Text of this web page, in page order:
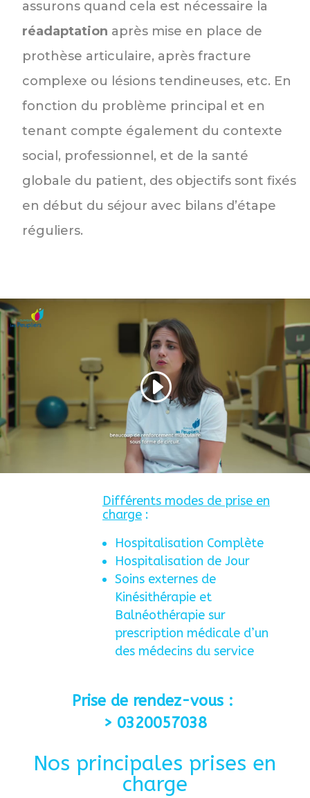
assurons quand cela est nécessaire la
réadaptation après mise en place de
prothèse articulaire, après fracture
complexe ou lésions tendineuses, etc. En
fonction du problème principal et en
tenant compte également du contexte
social, professionnel, et de la santé
globale du patient, des objectifs sont fixés
en début du séjour avec bilans d’étape
réguliers.
Différents modes de prise en
charge :
Hospitalisation Complète
Hospitalisation de Jour
Soins externes de
Kinésithérapie et
Balnéothérapie sur
prescription médicale d’un
des médecins du service
Prise de rendez-vous :
> 0320057038
Nos principales prises en
charge